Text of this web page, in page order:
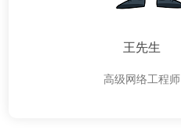
王先生
高级网络工程师